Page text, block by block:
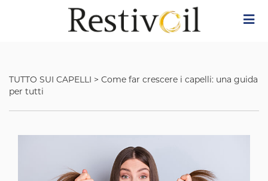
TUTTO SUI CAPELLI > Come far crescere i capelli: una guida
per tutti